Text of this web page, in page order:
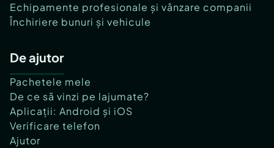
Echipamente profesionale și vânzare companii
Închiriere bunuri și vehicule
De ajutor
Pachetele mele
De ce să vinzi pe lajumate?
Aplicații: Android și iOS
Verificare telefon
Ajutor